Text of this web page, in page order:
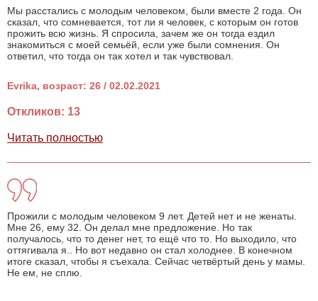
Мы расстались с молодым человеком, были вместе 2 года. Он
сказал, что сомневается, тот ли я человек, с которым он готов
прожить всю жизнь. Я спросила, зачем же он тогда ездил
знакомиться с моей семьёй, если уже были сомнения. Он
ответил, что тогда он так хотел и так чувствовал.
Evrika, возраст: 26 / 02.02.2021
Откликов: 13
Читать полностью
Прожили с молодым человеком 9 лет. Детей нет и не женаты.
Мне 26, ему 32. Он делал мне предложение. Но так
получалось, что то денег нет, то ещё что то. Но выходило, что
оттягивала я.. Но вот недавно он стал холоднее. В конечном
итоге сказал, чтобы я съехала. Сейчас четвёртый день у мамы.
Не ем, не сплю.